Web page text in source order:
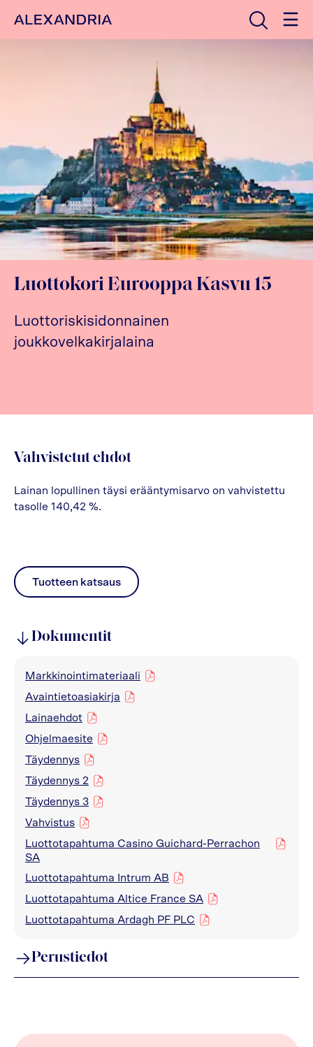
Etusivulle Avaa haku
Luottokori Eurooppa Kasvu 15
Luottoriskisidonnainen
joukkovelkakirjalaina
Vahvistetut ehdot
Lainan lopullinen täysi erääntymisarvo on vahvistettu
tasolle 140,42 %.
Tuotteen katsaus
pdf
Dokumentit
Markkinointimateriaali
pdf
Avaintietoasiakirja
pdf
Lainaehdot
pdf
Ohjelmaesite
pdf
Täydennys
pdf
Täydennys 2
pdf
Täydennys 3
pdf
Vahvistus
pdf
Luottotapahtuma Casino Guichard-Perrachon
SA
pdf
Luottotapahtuma Intrum AB
pdf
Luottotapahtuma Altice France SA
pdf
Luottotapahtuma Ardagh PF PLC
pdf
Perustiedot